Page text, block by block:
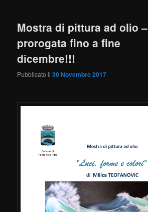
Mostra di pittura ad olio –
prorogata fino a fine
dicembre!!!
Pubblicato il30 Novembre 2017